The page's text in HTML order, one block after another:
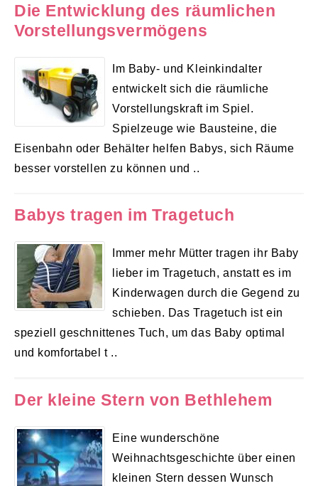
Die Entwicklung des räumlichen
Vorstellungsvermögens
Im Baby- und Kleinkindalter
entwickelt sich die räumliche
Vorstellungskraft im Spiel.
Spielzeuge wie Bausteine, die
Eisenbahn oder Behälter helfen Babys, sich Räume
besser vorstellen zu können und ..
Babys tragen im Tragetuch
Immer mehr Mütter tragen ihr Baby
lieber im Tragetuch, anstatt es im
Kinderwagen durch die Gegend zu
schieben. Das Tragetuch ist ein
speziell geschnittenes Tuch, um das Baby optimal
und komfortabel t ..
Der kleine Stern von Bethlehem
Eine wunderschöne
Weihnachtsgeschichte über einen
kleinen Stern dessen Wunsch